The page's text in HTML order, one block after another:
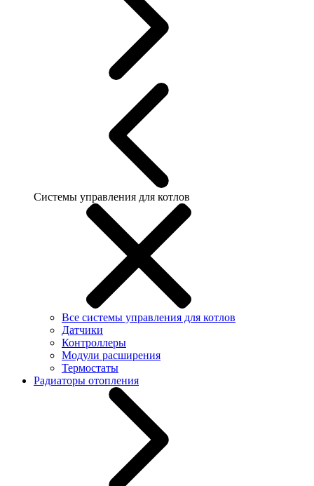
Системы управления для котлов
Все системы управления для котлов
Датчики
Контроллеры
Модули расширения
Термостаты
Радиаторы отопления